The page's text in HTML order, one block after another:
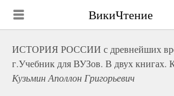
ВикиЧтение
ИСТОРИЯ РОССИИ с древнейших
г.Учебник для ВУЗов. В двух книгах.
Кузьмин Аполлон Григорьевич